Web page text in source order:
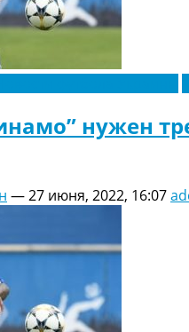
нужен
—27 июня, 2022, 16:07